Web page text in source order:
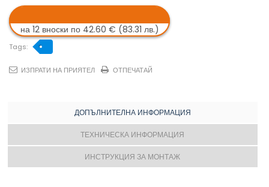
на 12 вноски по 42.60 € (83.31 лв.)
Tags:
ИЗПРАТИ НА ПРИЯТЕЛ ОТПЕЧАТАЙ
ДОПЪЛНИТЕЛНА ИНФОРМАЦИЯ
ТЕХНИЧЕСКА ИНФОРМАЦИЯ
ИНСТРУКЦИЯ ЗА МОНТАЖ